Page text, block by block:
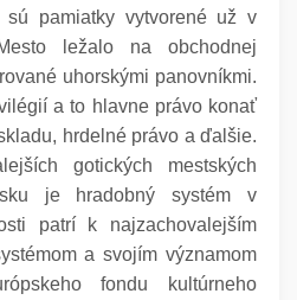
sú pamiatky vytvorené už v
ležalo na obchodnej
uhorskými panovníkmi.
a to hlavne právo konať
hrdelné právo a ďalšie.
gotických mestských
je hradobný systém v
patrí k najzachovalejším
a svojím významom
fondu kultúrneho